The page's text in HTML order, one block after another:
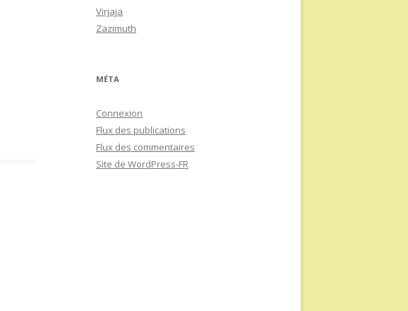
Virjaja
Zazimuth
MÉTA
Connexion
Flux des publications
Flux des commentaires
Site de WordPress-FR